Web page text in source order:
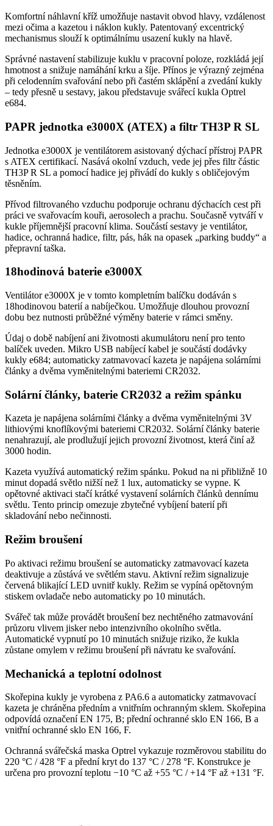
Komfortní náhlavní kříž umožňuje nastavit obvod hlavy, vzdálenost
mezi očima a kazetou i náklon kukly. Patentovaný excentrický
mechanismus slouží k optimálnímu usazení kukly na hlavě.
Správné nastavení stabilizuje kuklu v pracovní poloze, rozkládá její
hmotnost a snižuje namáhání krku a šíje. Přínos je výrazný zejména
při celodenním svařování nebo při častém sklápění a zvedání kukly
– tedy přesně u sestavy, jakou představuje svářecí kukla Optrel
e684.
PAPR jednotka e3000X (ATEX) a filtr TH3P R SL
Jednotka e3000X je ventilátorem asistovaný dýchací přístroj PAPR
s ATEX certifikací. Nasává okolní vzduch, vede jej přes filtr částic
TH3P R SL a pomocí hadice jej přivádí do kukly s obličejovým
těsněním.
Přívod filtrovaného vzduchu podporuje ochranu dýchacích cest při
práci ve svařovacím kouři, aerosolech a prachu. Současně vytváří v
kukle příjemnější pracovní klima. Součástí sestavy je ventilátor,
hadice, ochranná hadice, filtr, pás, hák na opasek „parking buddy“ a
přepravní taška.
18hodinová baterie e3000X
Ventilátor e3000X je v tomto kompletním balíčku dodáván s
18hodinovou baterií a nabíječkou. Umožňuje dlouhou provozní
dobu bez nutnosti průběžné výměny baterie v rámci směny.
Údaj o době nabíjení ani životnosti akumulátoru není pro tento
balíček uveden. Mikro USB nabíjecí kabel je součástí dodávky
kukly e684; automaticky zatmavovací kazeta je napájena solárními
články a dvěma vyměnitelnými bateriemi CR2032.
Solární články, baterie CR2032 a režim spánku
Kazeta je napájena solárními články a dvěma vyměnitelnými 3V
lithiovými knoflíkovými bateriemi CR2032. Solární články baterie
nenahrazují, ale prodlužují jejich provozní životnost, která činí až
3000 hodin.
Kazeta využívá automatický režim spánku. Pokud na ni přibližně 10
minut dopadá světlo nižší než 1 lux, automaticky se vypne. K
opětovné aktivaci stačí krátké vystavení solárních článků dennímu
světlu. Tento princip omezuje zbytečné vybíjení baterií při
skladování nebo nečinnosti.
Režim broušení
Po aktivaci režimu broušení se automaticky zatmavovací kazeta
deaktivuje a zůstává ve světlém stavu. Aktivní režim signalizuje
červená blikající LED uvnitř kukly. Režim se vypíná opětovným
stiskem ovladače nebo automaticky po 10 minutách.
Svářeč tak může provádět broušení bez nechtěného zatmavování
průzoru vlivem jisker nebo intenzivního okolního světla.
Automatické vypnutí po 10 minutách snižuje riziko, že kukla
zůstane omylem v režimu broušení při návratu ke svařování.
Mechanická a teplotní odolnost
Skořepina kukly je vyrobena z PA6.6 a automaticky zatmavovací
kazeta je chráněna předním a vnitřním ochranným sklem. Skořepina
odpovídá označení EN 175, B; přední ochranné sklo EN 166, B a
vnitřní ochranné sklo EN 166, F.
Ochranná svářečská maska Optrel vykazuje rozměrovou stabilitu do
220 °C / 428 °F a přední kryt do 137 °C / 278 °F. Konstrukce je
určena pro provozní teplotu −10 °C až +55 °C / +14 °F až +131 °F.